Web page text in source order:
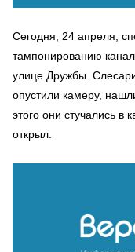
Сегодня, 24 апреля,
тампонированию
улице Дружбы.
опустили камеру,
этого они стучались в
открыл.